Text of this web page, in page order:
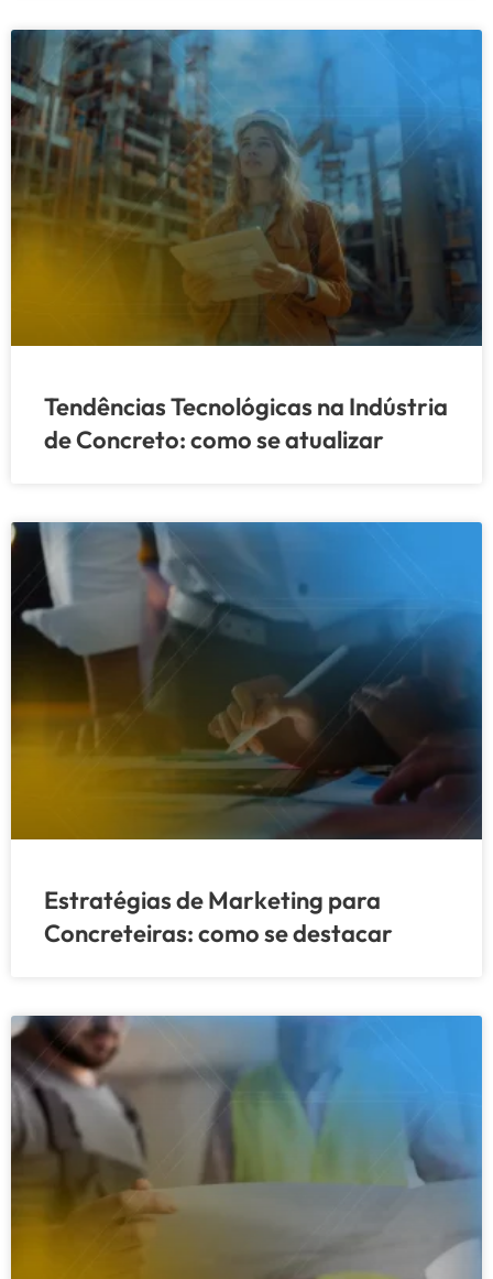
Tendências Tecnológicas na Indústria
de Concreto: como se atualizar
Estratégias de Marketing para
Concreteiras: como se destacar